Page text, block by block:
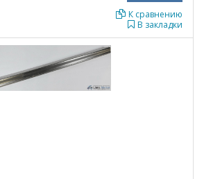
В закладки
К сравнению